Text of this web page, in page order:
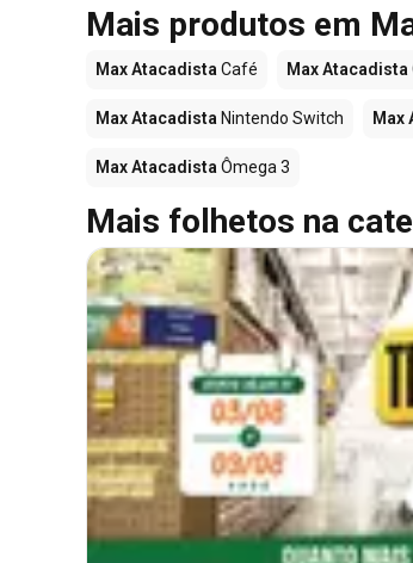
Mais produtos em
Max Atacadista Café Max Atacadista
Max Atacadista Nintendo Switch Max
Max Atacadista Ômega 3
Mais folhetos na